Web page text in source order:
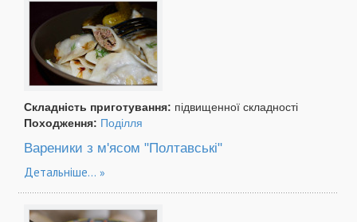
Складність приготування: підвищенної складності
Походження: Поділля
Вареники з м'ясом "Полтавські"
Детальніше...